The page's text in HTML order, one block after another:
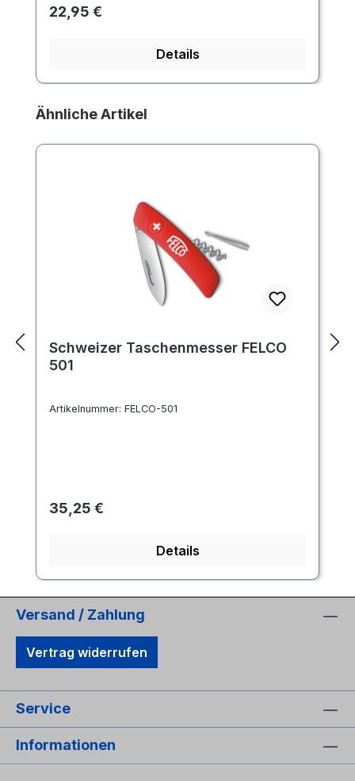
Regulärer Preis:
22,95 €
Details
Produktgalerie überspringen
Ähnliche Artikel
Schweizer Taschenmesser FELCO
501
Artikelnummer: FELCO-501
Regulärer Preis:
35,25 €
Details
Versand / Zahlung
Vertrag widerrufen
Service
Informationen